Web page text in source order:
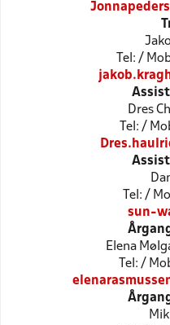
Tel: /
Dres
Tel: /
Tel: /
sun-
Elena
Tel: /